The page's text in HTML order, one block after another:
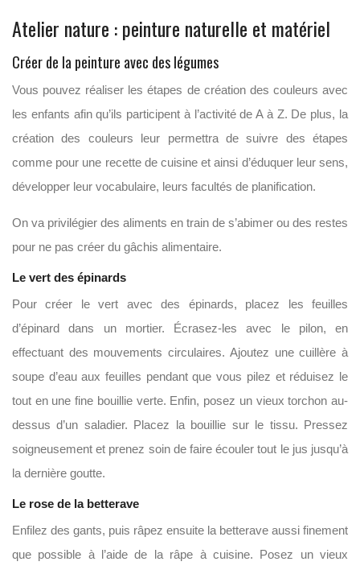
Atelier nature : peinture naturelle et matériel
Créer de la peinture avec des légumes
Vous pouvez réaliser les étapes de création des couleurs avec
les enfants afin qu’ils participent à l’activité de A à Z. De plus, la
création des couleurs leur permettra de suivre des étapes
comme pour une recette de cuisine et ainsi d’éduquer leur sens,
développer leur vocabulaire, leurs facultés de planification.
On va privilégier des aliments en train de s’abimer ou des restes
pour ne pas créer du gâchis alimentaire.
Le vert des épinards
Pour créer le vert avec des épinards, placez les feuilles
d’épinard dans un mortier. Écrasez-les avec le pilon, en
effectuant des mouvements circulaires. Ajoutez une cuillère à
soupe d’eau aux feuilles pendant que vous pilez et réduisez le
tout en une fine bouillie verte. Enfin, posez un vieux torchon au-
dessus d’un saladier. Placez la bouillie sur le tissu. Pressez
soigneusement et prenez soin de faire écouler tout le jus jusqu’à
la dernière goutte.
Le rose de la betterave
Enfilez des gants, puis râpez ensuite la betterave aussi finement
que possible à l’aide de la râpe à cuisine. Posez un vieux